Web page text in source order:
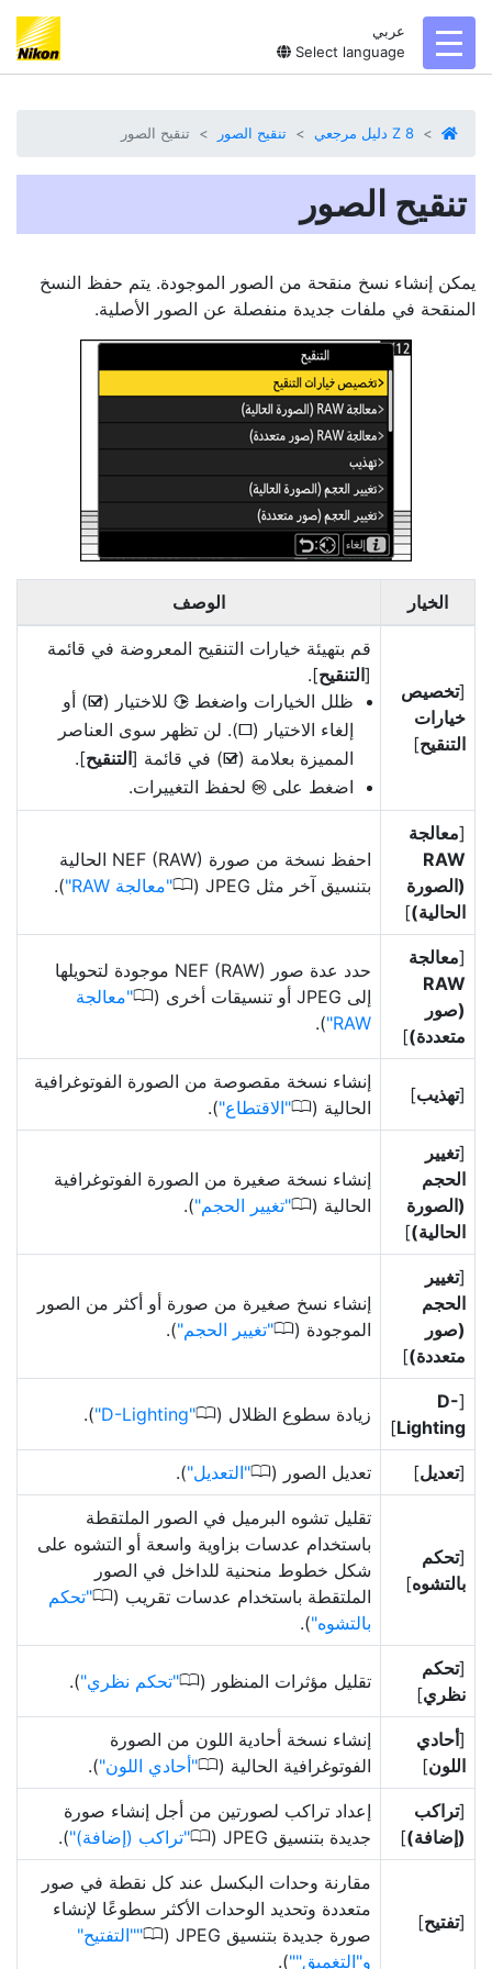
عربي
Select language
Z 8 دليل مرجعي تنقيح الصور تنقيح الصور
تنقيح الصور
يمكن إنشاء نسخ منقحة من الصور الموجودة. يتم حفظ النسخ
المنقحة في ملفات جديدة منفصلة عن الصور الأصلية.
الخيار الوصف
[تخصيص
خيارات
التنقيح]
قم بتهيئة خيارات التنقيح المعروضة في قائمة
[التنقيح].
ظلل الخيارات واضغط 2 للاختيار (M) أو
إلغاء الاختيار (U). لن تظهر سوى العناصر
المميزة بعلامة (M) في قائمة [التنقيح].
اضغط على J لحفظ التغييرات.
[معالجة
RAW
(الصورة
الحالية)]
احفظ نسخة من صورة NEF (RAW) الحالية
بتنسيق آخر مثل JPEG (
0 معالجة RAW ).
[معالجة
RAW
(صور
متعددة)]
حدد عدة صور NEF (RAW) موجودة لتحويلها
إلى JPEG أو تنسيقات أخرى (
0 معالجة
RAW
).
[تهذيب]
إنشاء نسخة مقصوصة من الصورة الفوتوغرافية
الحالية (0 الاقتطاع ).
[تغيير
الحجم
(الصورة
الحالية)]
إنشاء نسخة صغيرة من الصورة الفوتوغرافية
الحالية (0 تغيير الحجم ).
[تغيير
الحجم
(صور
متعددة)]
إنشاء نسخ صغيرة من صورة أو أكثر من الصور
الموجودة (0 تغيير الحجم ).
[
D-
Lighting
]
زيادة سطوع الظلال (0
D-Lighting
).
[تعديل] تعديل الصور (0 التعديل ).
[تحكم
بالتشوه]
تقليل تشوه البرميل في الصور الملتقطة
باستخدام عدسات بزاوية واسعة أو التشوه على
شكل خطوط منحنية للداخل في الصور
الملتقطة باستخدام عدسات تقريب (0 تحكم
بالتشوه ).
[تحكم
نظري]
تقليل مؤثرات المنظور (0 تحكم نظري ).
[أحادي
اللون]
إنشاء نسخة أحادية اللون من الصورة
الفوتوغرافية الحالية (0 أحادي اللون ).
[تراكب
(إضافة)]
إعداد تراكب لصورتين من أجل إنشاء صورة
جديدة بتنسيق JPEG‏ (
0 تراكب (إضافة) ).
[تفتيح]
مقارنة وحدات البكسل عند كل نقطة في صور
متعددة وتحديد الوحدات الأكثر سطوعًا لإنشاء
صورة جديدة بتنسيق JPEG‏ (
0 "التفتيح"
و"التغميق" ).